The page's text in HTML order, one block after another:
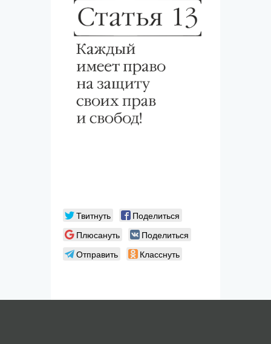
Твитнуть
Поделиться
Плюсануть
Поделиться
Отправить
Класснуть